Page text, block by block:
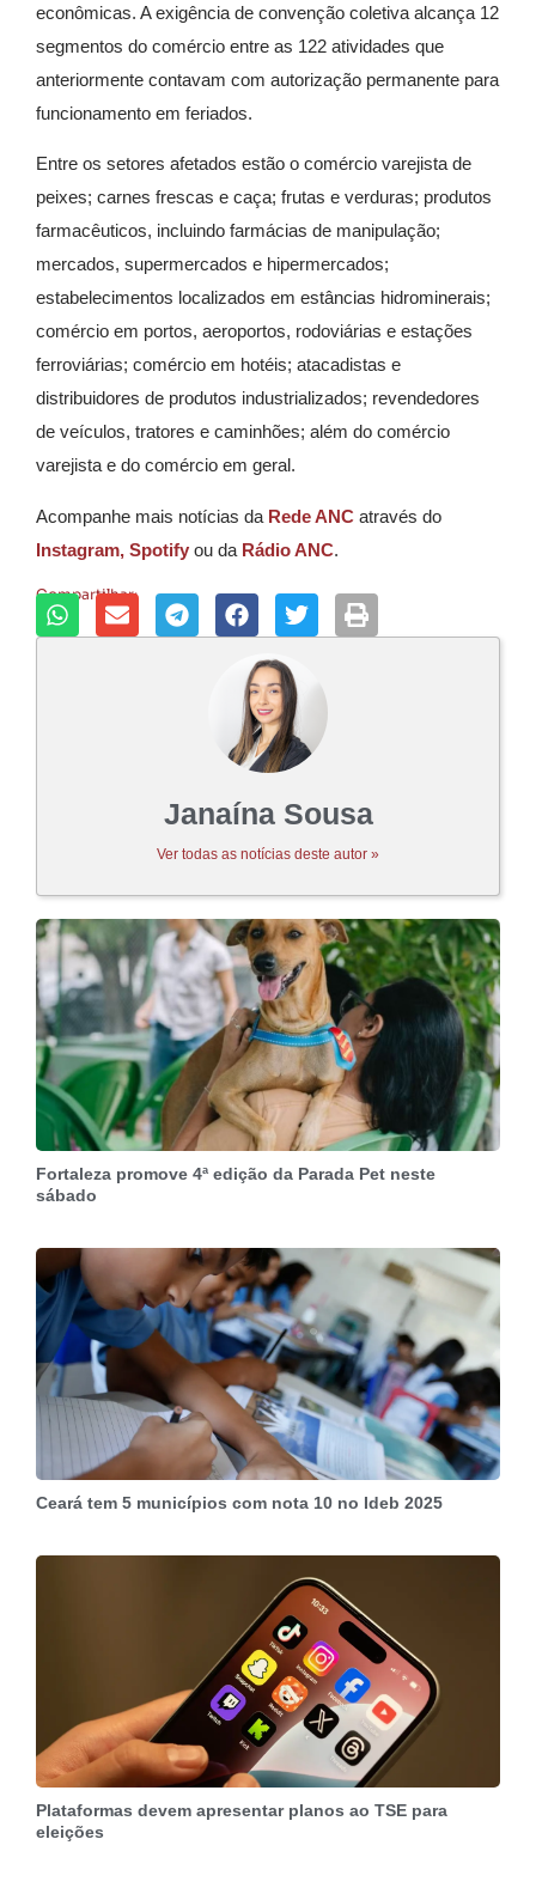
econômicas. A exigência de convenção coletiva alcança 12
segmentos do comércio entre as 122 atividades que
anteriormente contavam com autorização permanente para
funcionamento em feriados.
Entre os setores afetados estão o comércio varejista de
peixes; carnes frescas e caça; frutas e verduras; produtos
farmacêuticos, incluindo farmácias de manipulação;
mercados, supermercados e hipermercados;
estabelecimentos localizados em estâncias hidrominerais;
comércio em portos, aeroportos, rodoviárias e estações
ferroviárias; comércio em hotéis; atacadistas e
distribuidores de produtos industrializados; revendedores
de veículos, tratores e caminhões; além do comércio
varejista e do comércio em geral.
Acompanhe mais notícias da Rede ANC através do
Instagram, Spotify ou da Rádio ANC.
Compartilhar:
Janaína Sousa
Ver todas as notícias deste autor »
Fortaleza promove 4ª edição da Parada Pet neste
sábado
Ceará tem 5 municípios com nota 10 no Ideb 2025
Plataformas devem apresentar planos ao TSE para
eleições